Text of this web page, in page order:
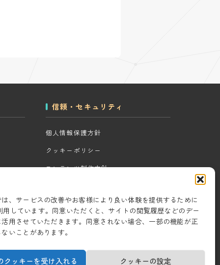
、サービスの改善やお客様により良い体験を提供するために
用しています。同意いただくと、サイトの閲覧履歴などのデー
用させていただきます。同意されない場合、一部の機能が正
いことがあります。
クッキーを受け入れる クッキーの設定
信頼・セキュリティ
個人情報保護方針
クッキーポリシー
コンテンツ制作方針
セキュリティ対策
情報セキュリティ基本方針